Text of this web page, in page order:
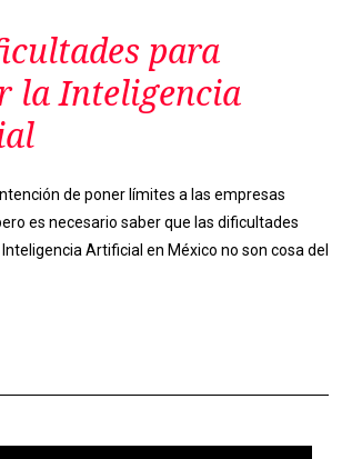
para
la Inteligencia
de poner límites a las empresas
es necesario saber que las dificultades
Artificial en México no son cosa del